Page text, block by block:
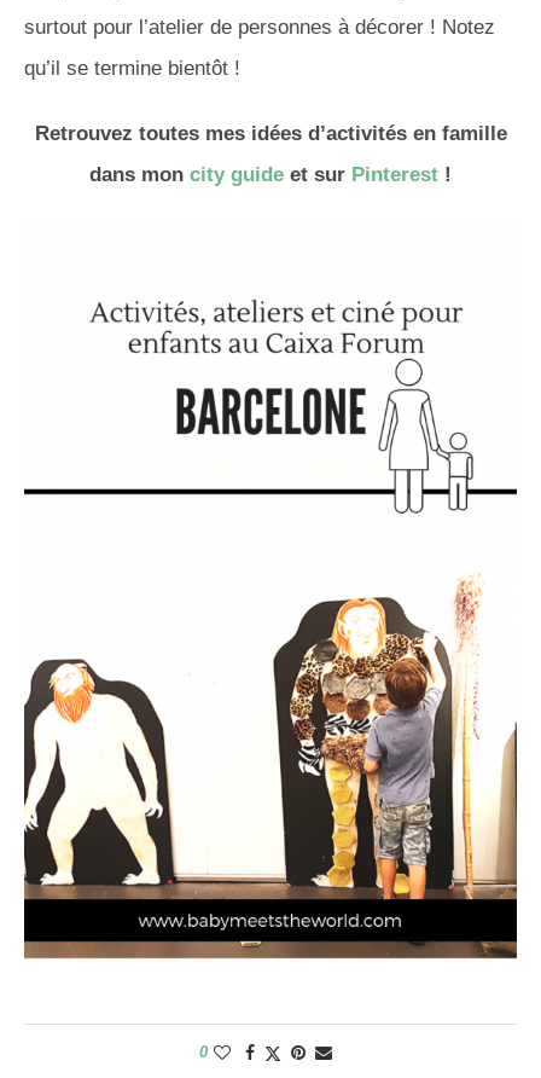
surtout pour l’atelier de personnes à décorer ! Notez
qu’il se termine bientôt !
Retrouvez toutes mes idées d’activités en famille
dans mon city guide et sur Pinterest !
0